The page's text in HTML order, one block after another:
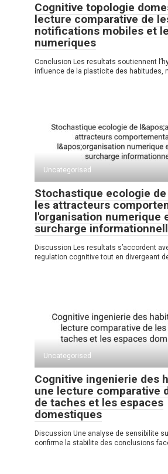
Cognitive topologie
lecture comparative de
notifications mobiles et
numeriques
Conclusion Les resultats soutiennent
influence de la plasticite des habitudes,
Uncategorised
Stochastique ecologie
les attracteurs
l'organisation numerique
surcharge
Discussion Les resultats s’accordent
regulation cognitive tout en divergeant
Uncategorised
Cognitive ingenierie des
une lecture comparative
de taches et les espaces
domestiques
Discussion Une analyse de sensibilite
confirme la stabilite des conclusions